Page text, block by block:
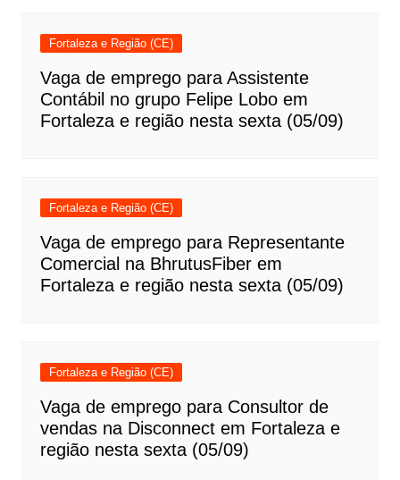
Fortaleza e Região (CE)
Vaga de emprego para Assistente
Contábil no grupo Felipe Lobo em
Fortaleza e região nesta sexta (05/09)
Fortaleza e Região (CE)
Vaga de emprego para Representante
Comercial na BhrutusFiber em
Fortaleza e região nesta sexta (05/09)
Fortaleza e Região (CE)
Vaga de emprego para Consultor de
vendas na Disconnect em Fortaleza e
região nesta sexta (05/09)